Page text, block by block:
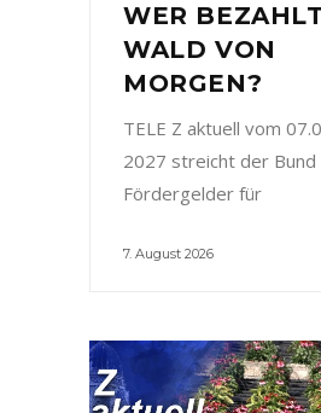
WER
WALD VON
MORGEN?
TELE Z aktuell vom
2027 streicht der Bund
Fördergelder für
7. August 2026